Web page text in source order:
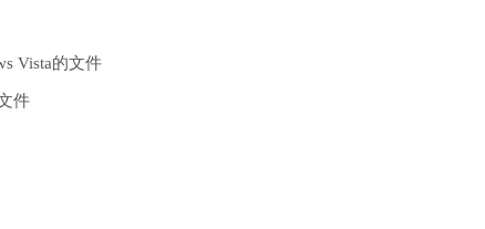
Vista的文件
件